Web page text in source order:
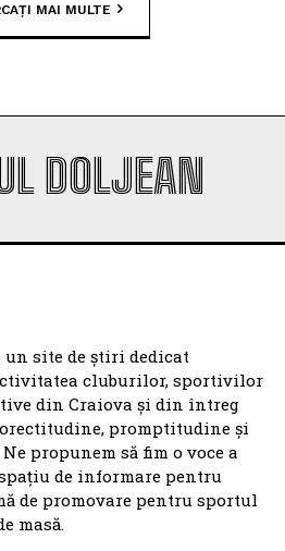
MAI MULTE
DOLJEAN
un site de știri dedicat
cluburilor, sportivilor
din Craiova și din întreg
promptitudine și
propunem să fim o voce a
de informare pentru
de promovare pentru sportul
masă.